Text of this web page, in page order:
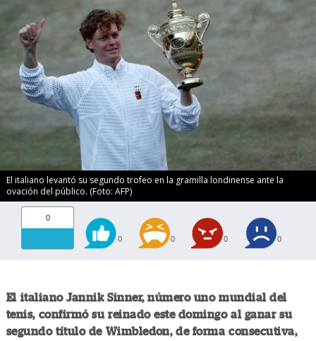
El italiano levantó su segundo trofeo en la gramilla londinense ante la
ovación del público. (Foto: AFP)
0
0 0 0 0
El italiano Jannik Sinner, número uno mundial del
tenis, confirmó su reinado este domingo al ganar su
segundo título de Wimbledon, de forma consecutiva,